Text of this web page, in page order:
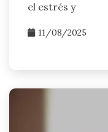
el estrés y
11/08/2025